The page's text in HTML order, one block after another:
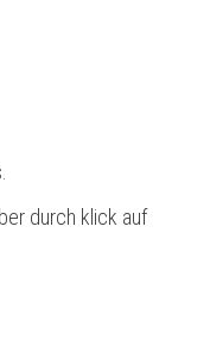
durch klick auf